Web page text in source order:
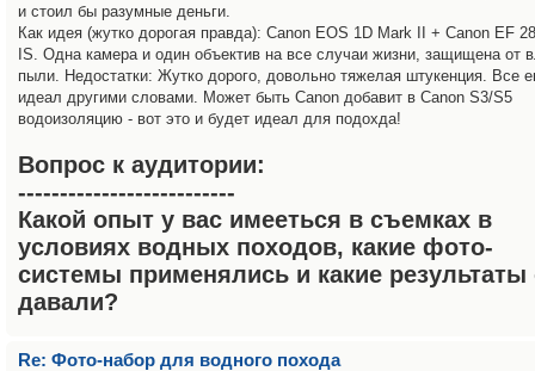
и стоил бы разумные деньги.
Как идея (жутко дорогая правда): Canon EOS 1D Mark II + Canon EF
IS. Одна камера и один объектив на все случаи жизни, защищена от
пыли. Недостатки: Жутко дорого, довольно тяжелая штукенция. Все
идеал другими словами. Может быть Canon добавит в Canon S3/S5
водоизоляцию - вот это и будет идеал для подохда!
Вопрос к аудитории:
--------------------------
Какой опыт у вас имееться в съемках в
условиях водных походов, какие фото-
системы применялись и какие результаты
давали?
Re: Фото-набор для водного похода